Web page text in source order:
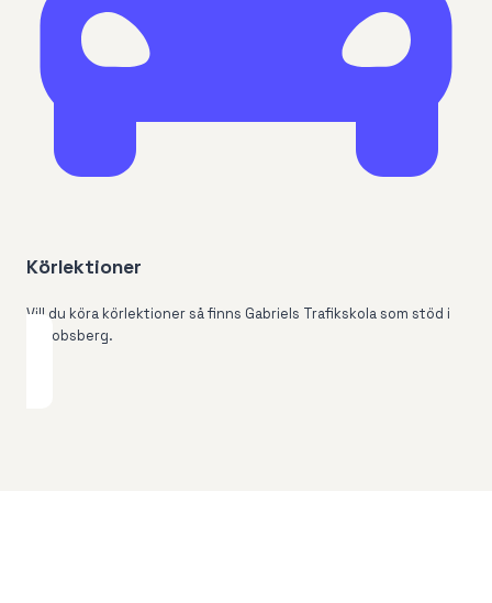
Körlektioner
Vill du köra körlektioner så finns Gabriels Trafikskola som stöd i
Jakobsberg.